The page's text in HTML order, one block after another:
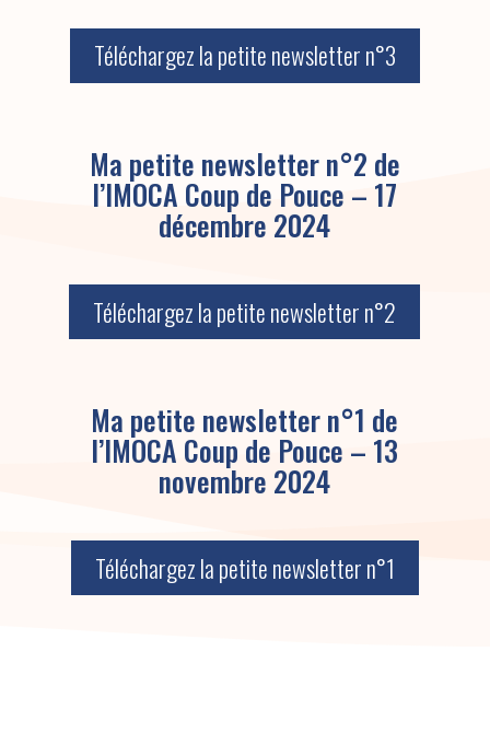
Téléchargez la petite newsletter n°3
Ma petite newsletter n°2 de
l’IMOCA Coup de Pouce – 17
décembre 2024
Téléchargez la petite newsletter n°2
Ma petite newsletter n°1 de
l’IMOCA Coup de Pouce – 13
novembre 2024
Téléchargez la petite newsletter n°1